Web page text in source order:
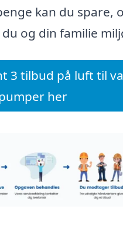
kan du spare,
og din familie
3 tilbud på luft til
her